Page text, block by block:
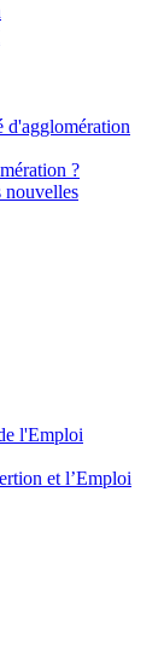
d'agglomération
?
nouvelles
l'Emploi
et l’Emploi